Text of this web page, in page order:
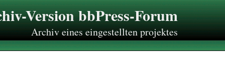
Version bbPress-Forum
Archiv eines eingestellten projektes